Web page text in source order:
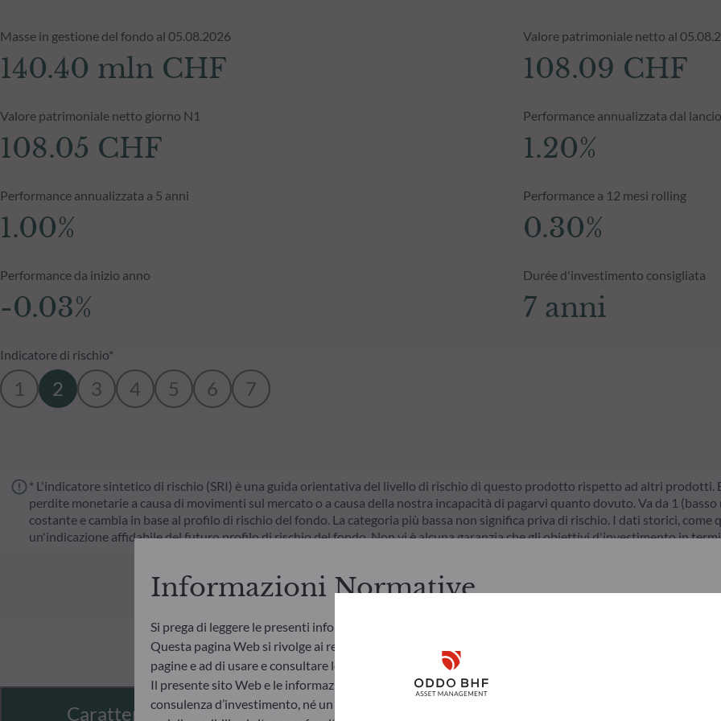
Disclaimer
Masse in gestione del fondo al 05.08.2026
140.40 mln CHF
Valore patrimoniale netto al
108.09 CHF
Valore patrimoniale netto giorno N1
108.05 CHF
Performance annualizzata dal lancio
1.20%
Performance annualizzata a 5 anni
1.00%
Performance a 12 mesi rolling
0.30%
Performance da inizio anno
-0.03%
Durée d'investimento consigliata
7 anni
Indicatore di rischio*
1 2 3 4 5 6 7
* L'indicatore sintetico di rischio (SRI) è una guida orientativa del livello di rischio di questo prodotto rispetto ad altri prodotti.
perdite monetarie a causa di movimenti sul mercato o a causa della nostra incapacità di pagarvi quanto dovuto. Va da 1
costante e cambia in base al profilo di rischio del fondo. La categoria più bassa non significa priva di rischio. I dati storici,
un'indicazione affidabile del futuro profilo di rischio del fondo. Non vi è alcuna garanzia che gli obiettivi d'investimento in
Caratteristiche
Informazioni Normative
Si prega di leggere le presenti informazioni prima di accedere alle pagine successive.
Questa pagina Web si rivolge ai residenti italiani. L'investitore è tenuto ad accertarsi di essere
pagine e ad di usare e consultare le informazioni e i servizi ivi presentati, ai sensi delle leggi in vigore nel
Il presente sito Web e le informazioni ivi contenute sono creati unicamente a scopo informativo e non
consulenza d’investimento, né un invito a sottoscrivere i prodotti e i servizi presentati. Le informazioni